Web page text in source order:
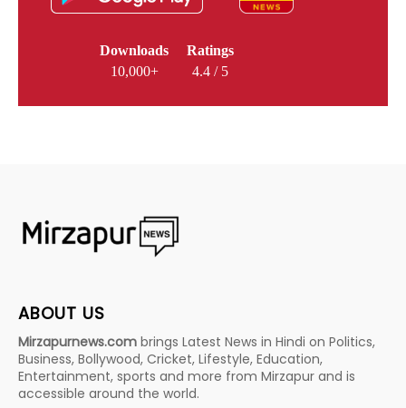
Downloads
10,000+
Ratings
4.4 / 5
ABOUT US
Mirzapurnews.com brings Latest News in Hindi on Politics,
Business, Bollywood, Cricket, Lifestyle, Education,
Entertainment, sports and more from Mirzapur and is
accessible around the world.